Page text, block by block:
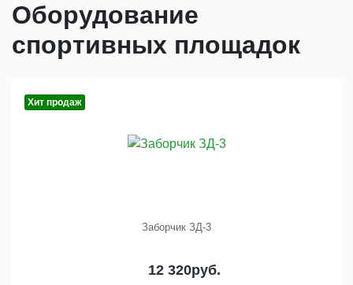
Оборудование
спортивных площадок
Заборчик ЗД-3
12 320руб.
Хит продаж